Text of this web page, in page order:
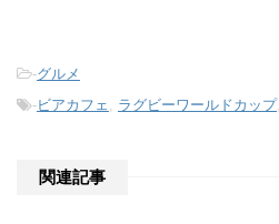
-グルメ
-ビアカフェ ラグビーワールドカップ,
関連記事